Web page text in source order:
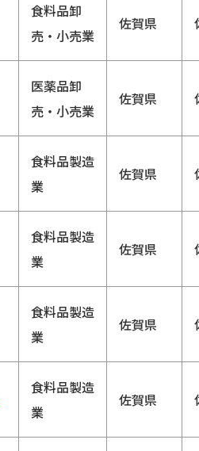
食料品卸
売・小売業
佐賀県
医薬品卸
売・小売業
佐賀県
食料品製造
業
佐賀県
食料品製造
業
佐賀県
食料品製造
業
佐賀県
食料品製造
業
佐賀県